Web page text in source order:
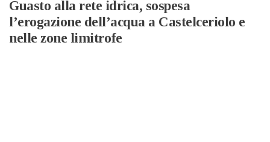
Guasto alla rete idrica, sospesa
l’erogazione dell’acqua a Castelceriolo e
nelle zone limitrofe